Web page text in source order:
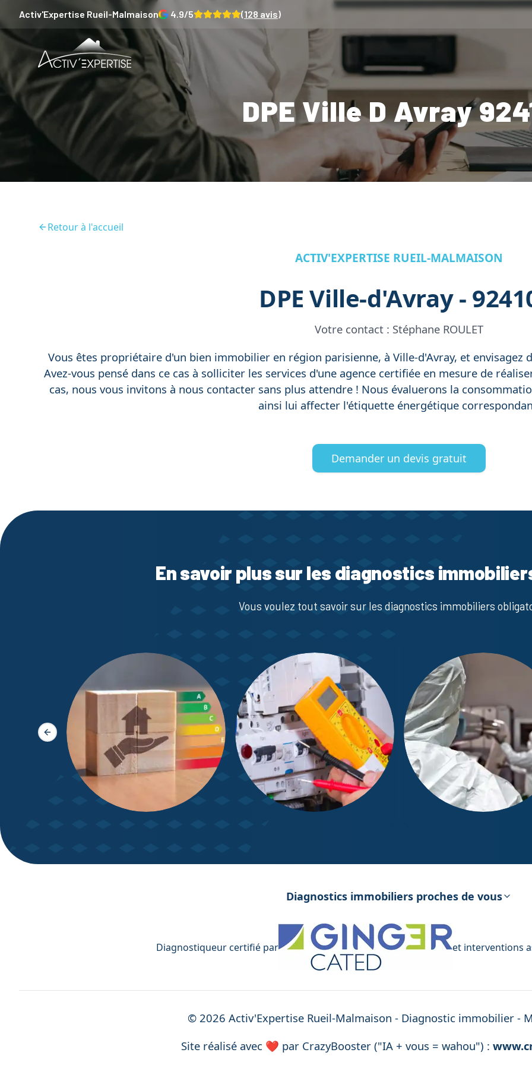
Activ'Expertise Rueil-Malmaison 4.9/5 (128 avis)
DPE Ville D Avray
Retour à l'accueil
ACTIV'EXPERTISE RUEIL-MALMAISON
DPE Ville-d'Avray -
Votre contact : Stéphane ROULET
Vous êtes propriétaire d'un bien immobilier en région parisienne, à Ville-d'Avray, et envisagez
Avez-vous pensé dans ce cas à solliciter les services d'une agence certifiée en mesure de
cas, nous vous invitons à nous contacter sans plus attendre ! Nous évaluerons la
ainsi lui affecter l'étiquette énergétique
Demander un devis gratuit
En savoir plus sur les diagnostics
Vous voulez tout savoir sur les diagnostics immobiliers
Slide précédente
Diagnostics immobiliers proches de vous
Diagnostiqueur certifié par et interventions
© 2026 Activ'Expertise Rueil-Malmaison - Diagnostic immobilier -
Site réalisé avec ❤️ par CrazyBooster ("IA + vous = wahou") :